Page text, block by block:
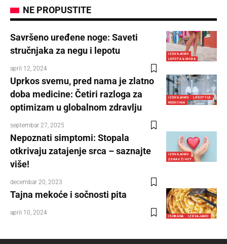
NE PROPUSTITE
IZDVAJAMO
LEPOTA & MODA
Savršeno uređene noge: Saveti
stručnjaka za negu i lepotu
april 12, 2024
IZDVAJAMO
LIFESTYLE
MEDICINA
Uprkos svemu, pred nama je zlatno
doba medicine: Četiri razloga za
optimizam u globalnom zdravlju
septembar 27, 2025
IZDVAJAMO
ZDRAV ŽIVOT
Nepoznati simptomi: Stopala
otkrivaju zatajenje srca – saznajte
više!
decembar 20, 2023
ISHRANA IZDVAJAMO
Tajna mekoće i sočnosti pita
april 10, 2024